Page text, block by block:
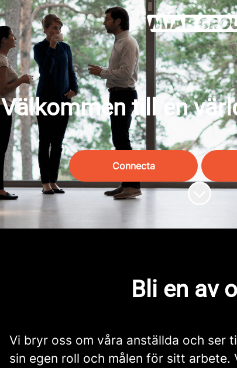
Välkommen till en
Connecta
Skrolla för
Bli en av
Vi bryr oss om våra anställda och ser
sin egen roll och målen för sitt arbete.